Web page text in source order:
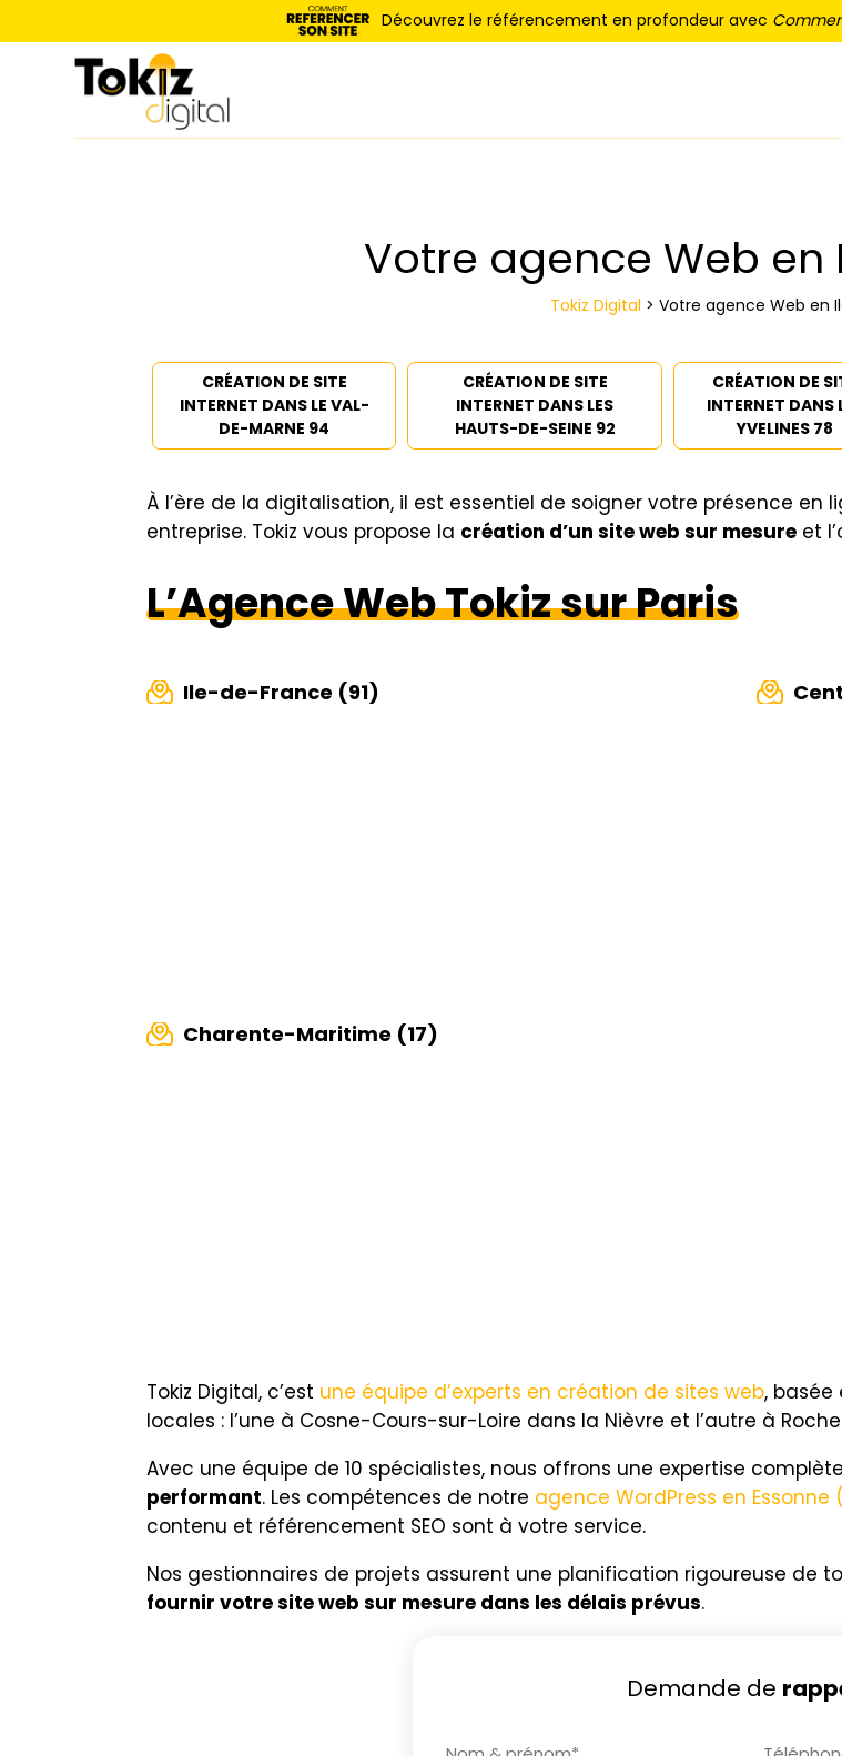
Découvrez le référencement en profondeur avec
Votre agence Web
Tokiz Digital > Votre agence Web en
CRÉATION DE SITE
INTERNET DANS LE VAL-
DE-MARNE 94
CRÉATION DE SITE
INTERNET DANS LES
HAUTS-DE-SEINE 92
CRÉATION DE
INTERNET DANS
YVELINES 78
À l’ère de la digitalisation, il est essentiel de soigner votre présence
entreprise. Tokiz vous propose la création d’un site web sur mesure et
L’Agence Web Tokiz sur Paris
Ile-de-France (91)
Charente-Maritime (17)
Tokiz Digital, c’est une équipe d’experts en création de sites web, basée
locales : l’une à Cosne-Cours-sur-Loire dans la Nièvre et l’autre à
Avec une équipe de 10 spécialistes, nous offrons une expertise
performant. Les compétences de notre agence WordPress en Essonne
contenu et référencement SEO sont à votre service.
Nos gestionnaires de projets assurent une planification rigoureuse de
fournir votre site web sur mesure dans les délais prévus.
Demande de
Panneau de gestion des cookies